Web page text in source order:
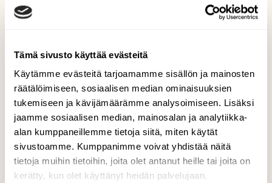
Tämä sivusto käyttää evästeitä
Käytämme evästeitä tarjoamamme sisällön ja mainosten
räätälöimiseen, sosiaalisen median ominaisuuksien
tukemiseen ja kävijämäärämme analysoimiseen. Lisäksi
jaamme sosiaalisen median, mainosalan ja analytiikka-
alan kumppaneillemme tietoja siitä, miten käytät
sivustoamme. Kumppanimme voivat yhdistää näitä
tietoja muihin tietoihin, joita olet antanut heille tai joita on
kerätty, kun olet käyttänyt heidän palvelujaan.
Kotipihalta kuvattu
Otettu pihalta. Kymijoen sivuhaara.
Niinsanottu ponni uimapaikkoineen.